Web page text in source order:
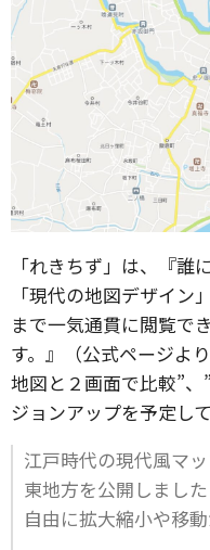
「れきちず」は、『誰
「現代の地図デザイン
まで一気通貫に閲覧で
す。』（公式ページよ
地図と２画面で比較”
ジョンアップを予定し
江戸時代の現代風マ
東地方を公開しまし
自由に拡大縮小や移